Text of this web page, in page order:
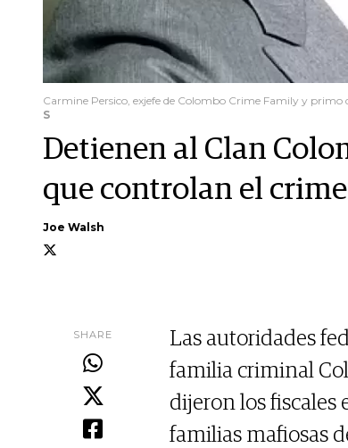
Carmine Persico, exjefe de Colombo Crime Family y primo
S
Detienen al Clan
que controlan el
Joe Walsh
SHARE
Las autoridades
familia criminal
dijeron los fiscales
familias mafiosas